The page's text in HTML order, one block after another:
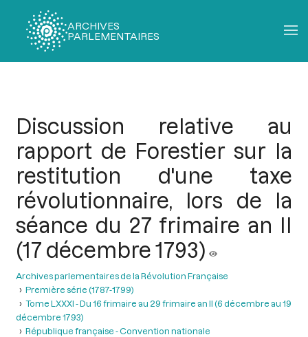
ARCHIVES
PARLEMENTAIRES
Discussion relative au
rapport de Forestier sur la
restitution d'une taxe
révolutionnaire, lors de la
séance du 27 frimaire an II
(17 décembre 1793)
Archives parlementaires de la Révolution Française
Première série (1787-1799)
Tome LXXXI - Du 16 frimaire au 29 frimaire an II (6 décembre au 19
décembre 1793)
République française - Convention nationale